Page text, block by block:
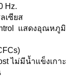
Hz.
เซียส
แสดงอุณหภูมิ
ไม่มีน้ำแข็งเกาะ